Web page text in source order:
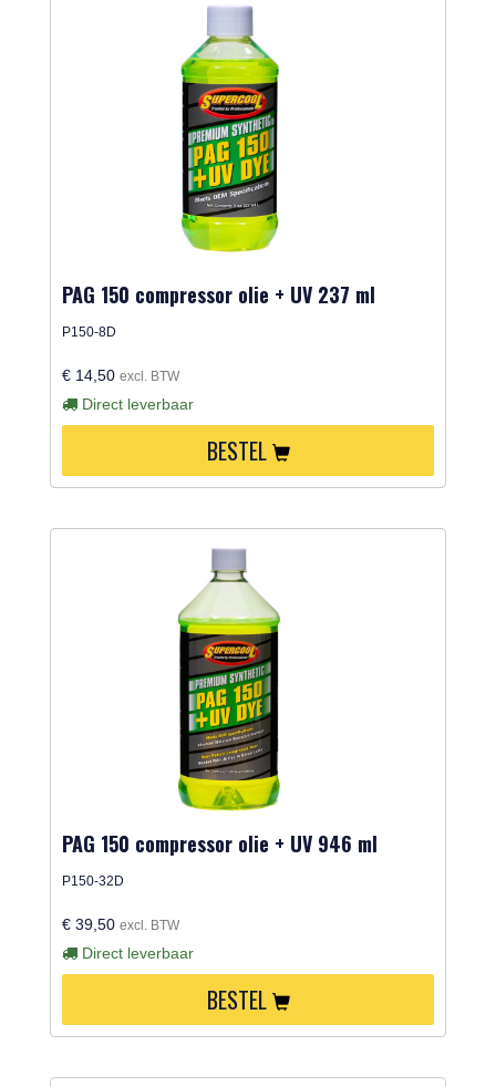
PAG 150 compressor olie + UV 237 ml
P150-8D
€ 14,50 excl. BTW
Direct leverbaar
BESTEL
PAG 150 compressor olie + UV 946 ml
P150-32D
€ 39,50 excl. BTW
Direct leverbaar
BESTEL